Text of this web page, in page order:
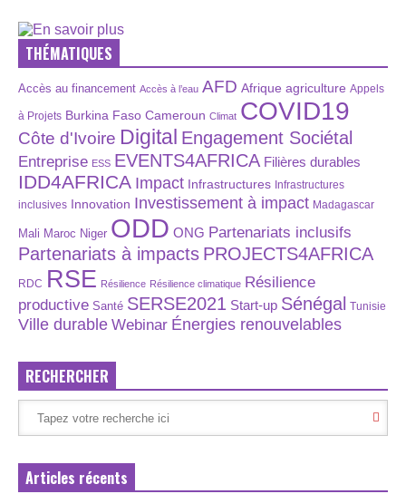
THÉMATIQUES
Accès au financement Accès à l’eau AFD Afrique agriculture Appels
à Projets Burkina Faso Cameroun Climat COVID19
Côte d'Ivoire Digital Engagement Sociétal
Entreprise ESS EVENTS4AFRICA Filières durables
IDD4AFRICA Impact Infrastructures Infrastructures
inclusives Innovation Investissement à impact Madagascar
Mali Maroc Niger ODD ONG Partenariats inclusifs
Partenariats à impacts PROJECTS4AFRICA
RDC RSE Résilience Résilience climatique Résilience
productive Santé SERSE2021 Start-up Sénégal Tunisie
Ville durable Webinar Énergies renouvelables
RECHERCHER
Articles récents